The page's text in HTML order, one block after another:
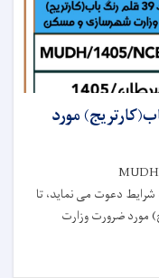
قلم رنگ باب(کارتریج) مورد
دعوت می نماید، تا
مورد ضرورت وزارت